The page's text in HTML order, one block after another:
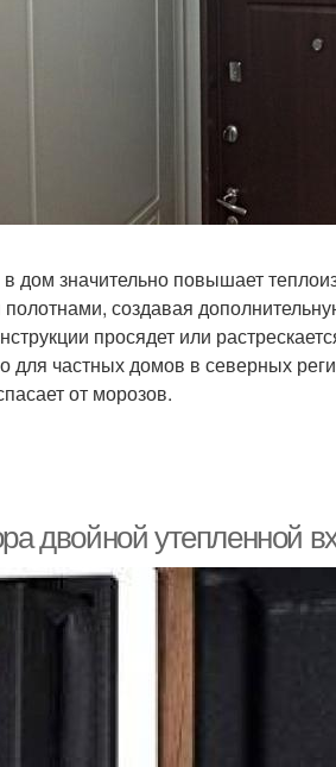
дом значительно повышает
создавая
просядет или
для частных домов в северных
от морозов.
двойной утепленной